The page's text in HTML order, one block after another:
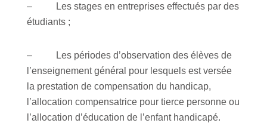
– Les stages en entreprises effectués par des
étudiants ;
– Les périodes d’observation des élèves de
l’enseignement général pour lesquels est versée
la prestation de compensation du handicap,
l’allocation compensatrice pour tierce personne ou
l’allocation d’éducation de l’enfant handicapé.